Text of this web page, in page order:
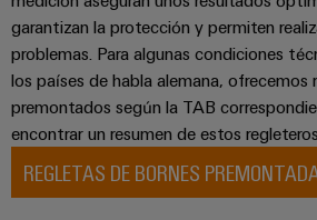
para
la
industria
Energía
eólica
Excelencia
operativa
Building
Workplace
solutions
Sistemas
de
asistencia
Distribution
boxes
Soporte
Soporte
técnico
Cumplimiento
medioambiental
de
calidad
Prensa
Company
News
garantizan la protección y permiten
problemas. Para algunas condiciones
los países de habla alemana, ofrecemos
premontados según la TAB
encontrar un resumen de estos
REGLETAS DE BORNES